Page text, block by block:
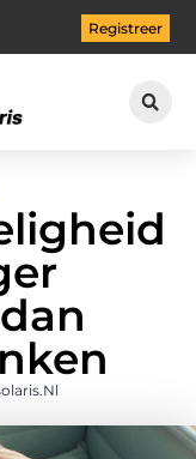
Registreer